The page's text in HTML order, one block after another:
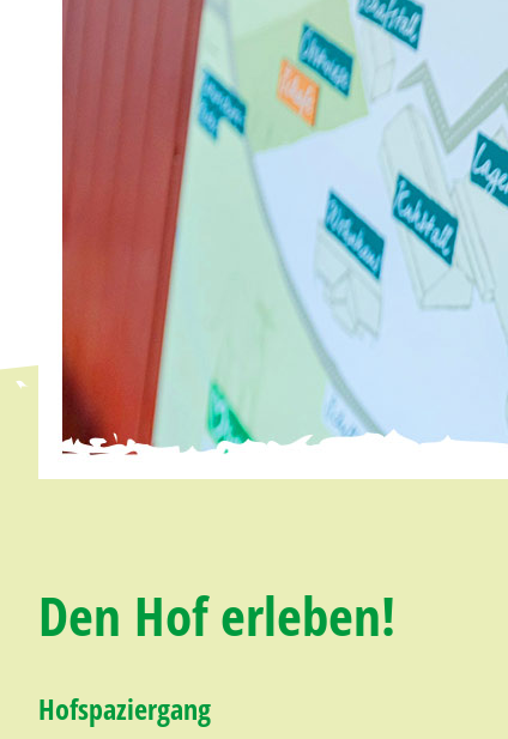
Den Hof erleben!
Hofspaziergang